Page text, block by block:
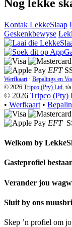
Nog lekke
Kontak LekkeSlaap
Geskenkbewyse
EFT
Werfkaart · Bepalings en
© 2026 Tripco (Pty) Ltd. t/a
© 2026 Tripco (Pty)
• Werfkaart •
EFT
Welkom by
Gasteprofiel
Verander jou
Sluit by ons
Skep ’n profiel om